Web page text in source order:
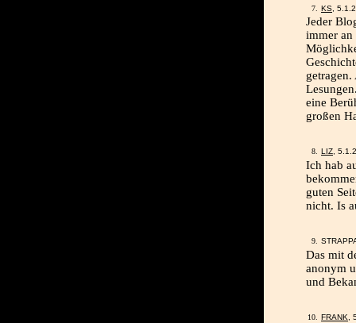
KS ,
Jeder
immer
eine
großen
LIZ,
Ich hab
guten
nicht. Is
Das mit
anonym
und
FRANK ,